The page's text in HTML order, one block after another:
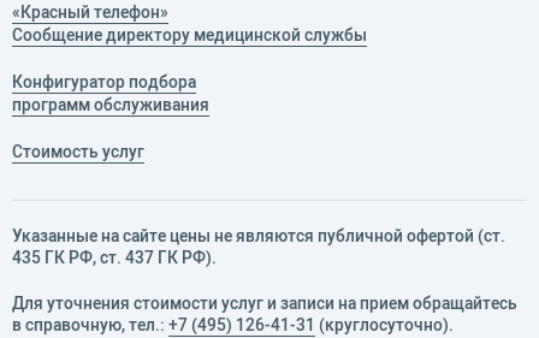
«Красный телефон»
Сообщение директору медицинской службы
Конфигуратор подбора
программ обслуживания
Стоимость услуг
Указанные на сайте цены не являются публичной офертой (ст.
435 ГК РФ, cт. 437 ГК РФ).
Для уточнения стоимости услуг и записи на прием обращайтесь
в справочную, тел.: +7 (495) 126-41-31 (круглосуточно).